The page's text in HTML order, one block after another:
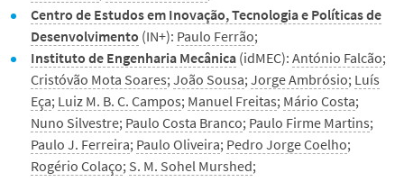
Centro de Estudos em Inovação, Tecnologia e Políticas de
Desenvolvimento (IN+): Paulo Ferrão;
Instituto de Engenharia Mecânica (idMEC):António Falcão;
Cristóvão Mota Soares;João Sousa;Jorge Ambrósio; Luís
Eça; Luiz M. B. C. Campos; Manuel Freitas; Mário Costa;
Nuno Silvestre; Paulo Costa Branco; Paulo Firme Martins;
Paulo J. Ferreira; Paulo Oliveira; Pedro Jorge Coelho;
Rogério Colaço; S. M. Sohel Murshed;